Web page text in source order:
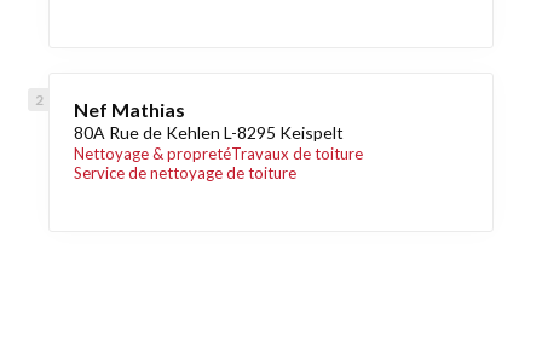
Nef Mathias
80A Rue de Kehlen L-8295 Keispelt
Nettoyage & propretéTravaux de toiture
Service de nettoyage de toiture